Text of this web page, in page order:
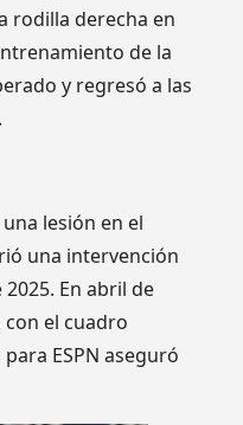
rodilla derecha en
de la
y regresó a las
lesión en el
una intervención
En abril de
con el cuadro
ESPN aseguró